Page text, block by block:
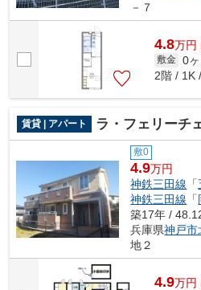
－７
4.8万円
敷金 0ヶ
2階 / 1K
賃貸 | アパート ラ・フェリーチ
敷0
4.9万円
神鉄三田線 「
神鉄三田線 「
築17年 /
兵庫県神戸市
地２
4.9万円